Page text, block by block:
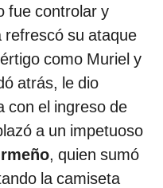
fue controlar y
refrescó su ataque
como Muriel y
atrás, le dio
con el ingreso de
a un impetuoso
, quien sumó
la camiseta